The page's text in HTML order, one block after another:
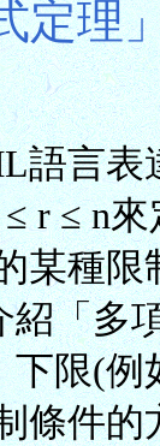
定理
語言
r ≤ n
某種
「多
限(
條件